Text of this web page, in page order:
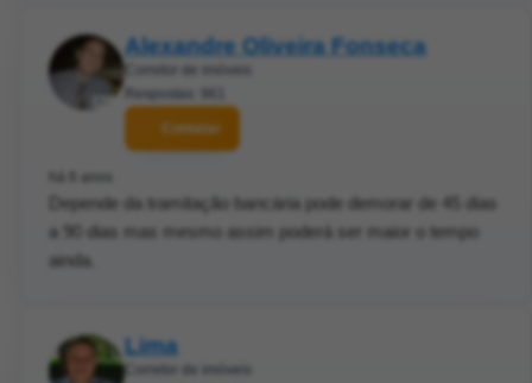
Alexandre Oliveira Fonseca
Corretor de imóveis
Respostas: 961
Contatar
há 6 anos
Depende da tramitação bancária pode demorar de 45 dias
a 90 dias mas mesmo assim poderá ser maior o tempo
ainda.
Lima
Corretor de imóveis